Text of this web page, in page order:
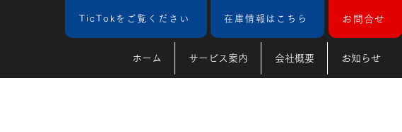
お問合せ
在庫情報はこちら
TicTokをご覧ください
ホーム サービス案内 会社概要 お知らせ